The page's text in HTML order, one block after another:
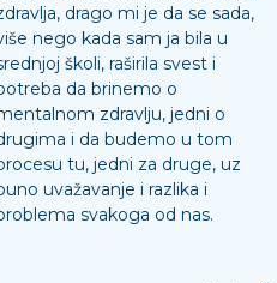
drago mi je da se sada,
nego kada sam ja bila u
školi, raširila svest i
da brinemo o
zdravlju, jedni o
i da budemo u tom
tu, jedni za druge, uz
uvažavanje i razlika i
svakoga od nas.